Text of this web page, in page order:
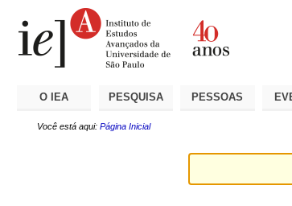
O IEA PESQUISA PESSOAS
Você está aqui: Página Inicial